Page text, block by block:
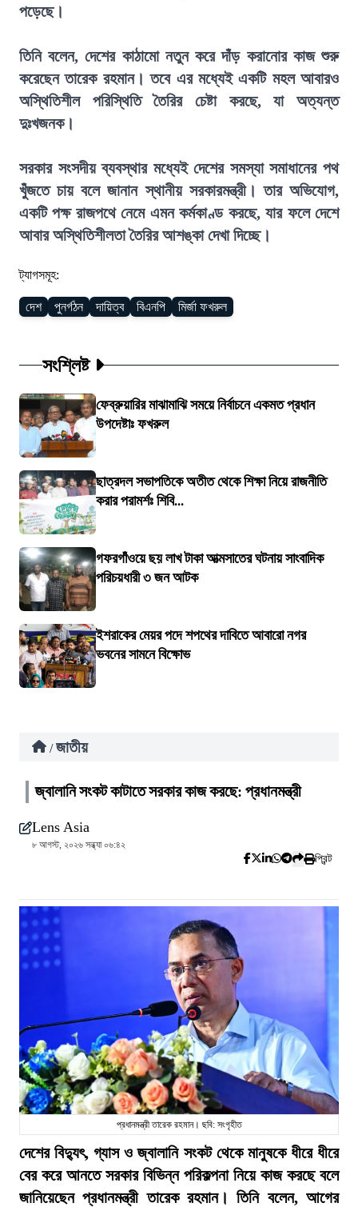
পড়েছে।
তিনি বলেন, দেশের কাঠামো নতুন করে দাঁড় করানোর কাজ শুরু
করেছেন তারেক রহমান। তবে এর মধ্যেই একটি মহল আবারও
অস্থিতিশীল পরিস্থিতি তৈরির চেষ্টা করছে, যা অত্যন্ত
দুঃখজনক।
সরকার সংসদীয় ব্যবস্থার মধ্যেই দেশের সমস্যা সমাধানের পথ
খুঁজতে চায় বলে জানান স্থানীয় সরকারমন্ত্রী। তার অভিযোগ,
একটি পক্ষ রাজপথে নেমে এমন কর্মকাণ্ড করছে, যার ফলে দেশে
আবার অস্থিতিশীলতা তৈরির আশঙ্কা দেখা দিচ্ছে।
ট্যাগসমূহ:
দেশ পুনর্গঠন দায়িত্ব বিএনপি মির্জা ফখরুল
সংশ্লিষ্ট
ফেব্রুয়ারির মাঝামাঝি সময়ে নির্বাচনে একমত প্রধান
উপদেষ্টাঃ ফখরুল
ছাত্রদল সভাপতিকে অতীত থেকে শিক্ষা নিয়ে রাজনীতি
করার পরামর্শঃ শিবি...
গফরগাঁওয়ে ছয় লাখ টাকা আত্মসাতের ঘটনায় সাংবাদিক
পরিচয়ধারী ৩ জন আটক
ইশরাকের মেয়র পদে শপথের দাবিতে আবারো নগর
ভবনের সামনে বিক্ষোভ
/ জাতীয়
জ্বালানি সংকট কাটাতে সরকার কাজ করছে: প্রধানমন্ত্রী
Lens Asia
৮ আগস্ট, ২০২৬ সন্ধ্যা ০৬:৪২
প্রিন্ট
প্রধানমন্ত্রী তারেক রহমান। ছবি: সংগৃহীত
দেশের বিদ্যুৎ, গ্যাস ও জ্বালানি সংকট থেকে মানুষকে ধীরে ধীরে
বের করে আনতে সরকার বিভিন্ন পরিকল্পনা নিয়ে কাজ করছে বলে
জানিয়েছেন প্রধানমন্ত্রী তারেক রহমান। তিনি বলেন, আগের